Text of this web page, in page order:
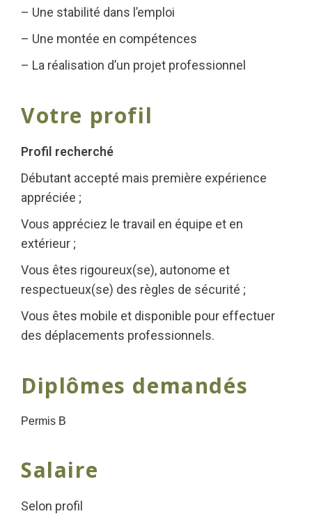
– Une stabilité dans l’emploi
– Une montée en compétences
– La réalisation d’un projet professionnel
Votre profil
Profil recherché
Débutant accepté mais première expérience
appréciée ;
Vous appréciez le travail en équipe et en
extérieur ;
Vous êtes rigoureux(se), autonome et
respectueux(se) des règles de sécurité ;
Vous êtes mobile et disponible pour effectuer
des déplacements professionnels.
Diplômes demandés
Permis B
Salaire
Selon profil